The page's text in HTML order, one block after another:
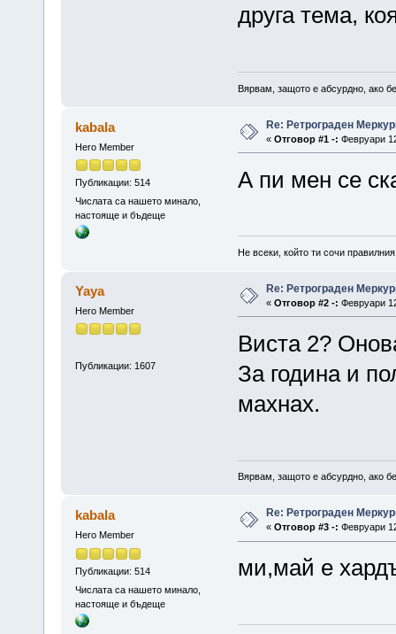
друга тема,
Вярвам, защото е абсурдно, ако
kabala
Hero Member
Публикации: 514
Числата са нашето минало,
настояще и бъдеще
Re: Ретрограден
« Отговор #1 -: Февруари
А пи мен се
Не всеки, който ти сочи
Yaya
Hero Member
Публикации: 1607
Re: Ретрограден
« Отговор #2 -: Февруари
Виста 2?
За година и
махнах.
Вярвам, защото е абсурдно, ако
kabala
Hero Member
Публикации: 514
Числата са нашето минало,
настояще и бъдеще
Re: Ретрограден
« Отговор #3 -: Февруари
ми,май е